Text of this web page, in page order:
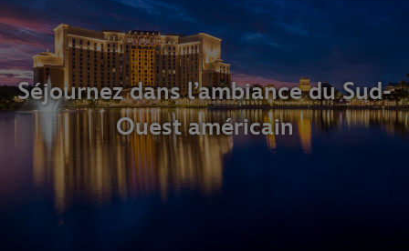
Séjournez dans l’ambiance du Sud-
Ouest américain